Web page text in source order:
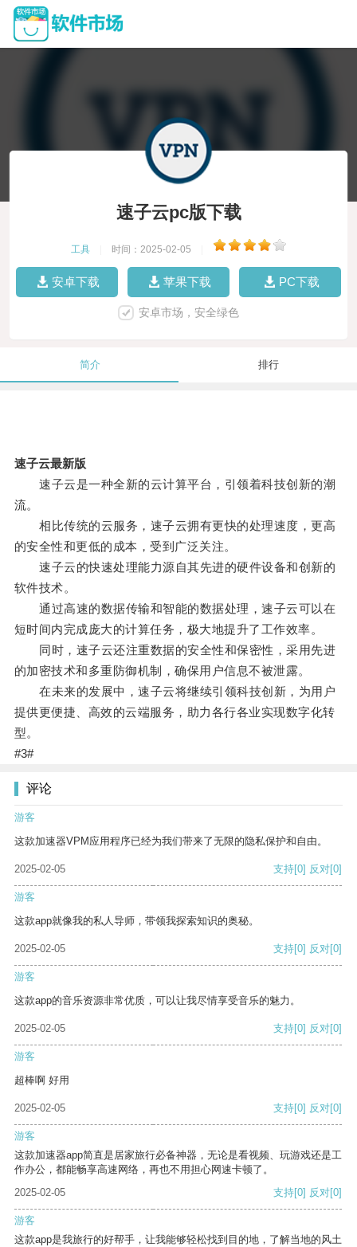
速子云pc版下载
工具 时间：2025-02-05
安卓下载 苹果下载 PC下载
安卓市场，安全绿色
简介 排行
速子云最新版
速子云是一种全新的云计算平台，引领着科技创新的潮
流。
相比传统的云服务，速子云拥有更快的处理速度，更高
的安全性和更低的成本，受到广泛关注。
速子云的快速处理能力源自其先进的硬件设备和创新的
软件技术。
通过高速的数据传输和智能的数据处理，速子云可以在
短时间内完成庞大的计算任务，极大地提升了工作效率。
同时，速子云还注重数据的安全性和保密性，采用先进
的加密技术和多重防御机制，确保用户信息不被泄露。
在未来的发展中，速子云将继续引领科技创新，为用户
提供更便捷、高效的云端服务，助力各行各业实现数字化转
型。
#3#
评论
游客
这款加速器VPM应用程序已经为我们带来了无限的隐私保护和自由。
2025-02-05 支持[0] 反对[0]
游客
这款app就像我的私人导师，带领我探索知识的奥秘。
2025-02-05 支持[0] 反对[0]
游客
这款app的音乐资源非常优质，可以让我尽情享受音乐的魅力。
2025-02-05 支持[0] 反对[0]
游客
超棒啊 好用
2025-02-05 支持[0] 反对[0]
游客
这款加速器app简直是居家旅行必备神器，无论是看视频、玩游戏还是工
作办公，都能畅享高速网络，再也不用担心网速卡顿了。
2025-02-05
支持[0] 反对[0]
游客
这款app是我旅行的好帮手，让我能够轻松找到目的地，了解当地的风土